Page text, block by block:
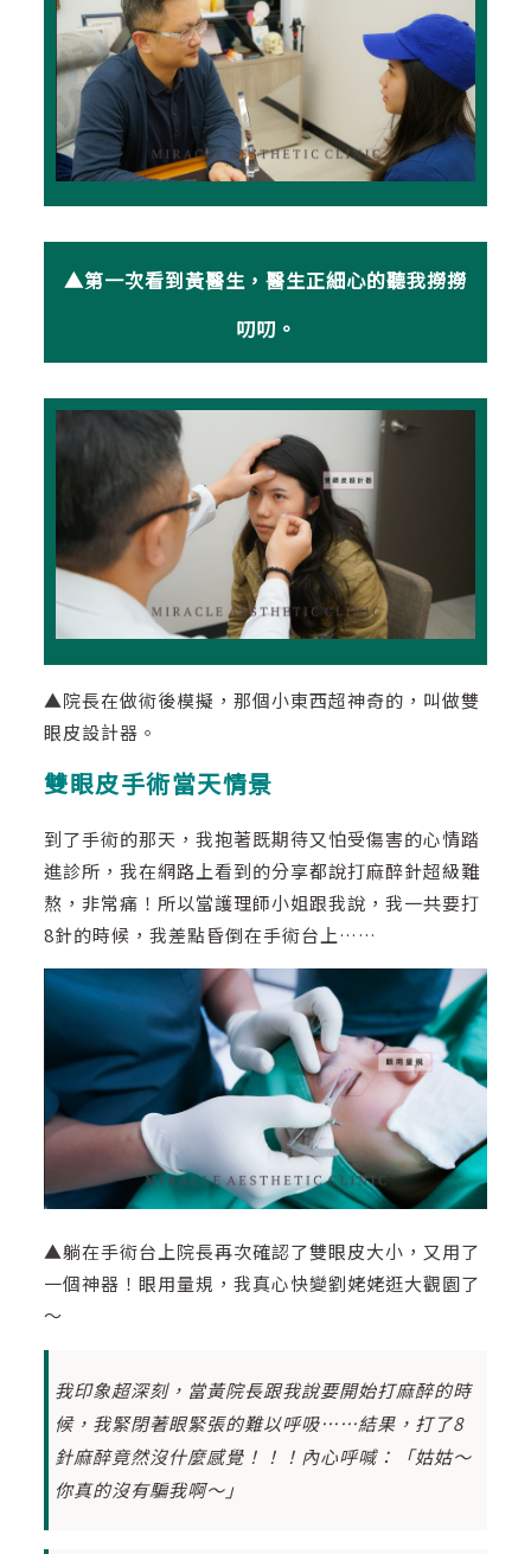
▲第一次看到黃醫生，醫生正細心的聽我撈撈
叨叨。
▲院長在做術後模擬，那個小東西超神奇的，叫做雙
眼皮設計器。
雙眼皮手術當天情景
到了手術的那天，我抱著既期待又怕受傷害的心情踏
進診所，我在網路上看到的分享都說打麻醉針超級難
熬，非常痛！所以當護理師小姐跟我說，我一共要打
8針的時候，我差點昏倒在手術台上……
▲躺在手術台上院長再次確認了雙眼皮大小，又用了
一個神器！眼用量規，我真心快變劉姥姥逛大觀園了
～
我印象超深刻，當黃院長跟我說要開始打麻醉的時
候，我緊閉著眼緊張的難以呼吸……結果，打了8
針麻醉竟然沒什麼感覺！！！內心呼喊：「姑姑～
你真的沒有騙我啊～」